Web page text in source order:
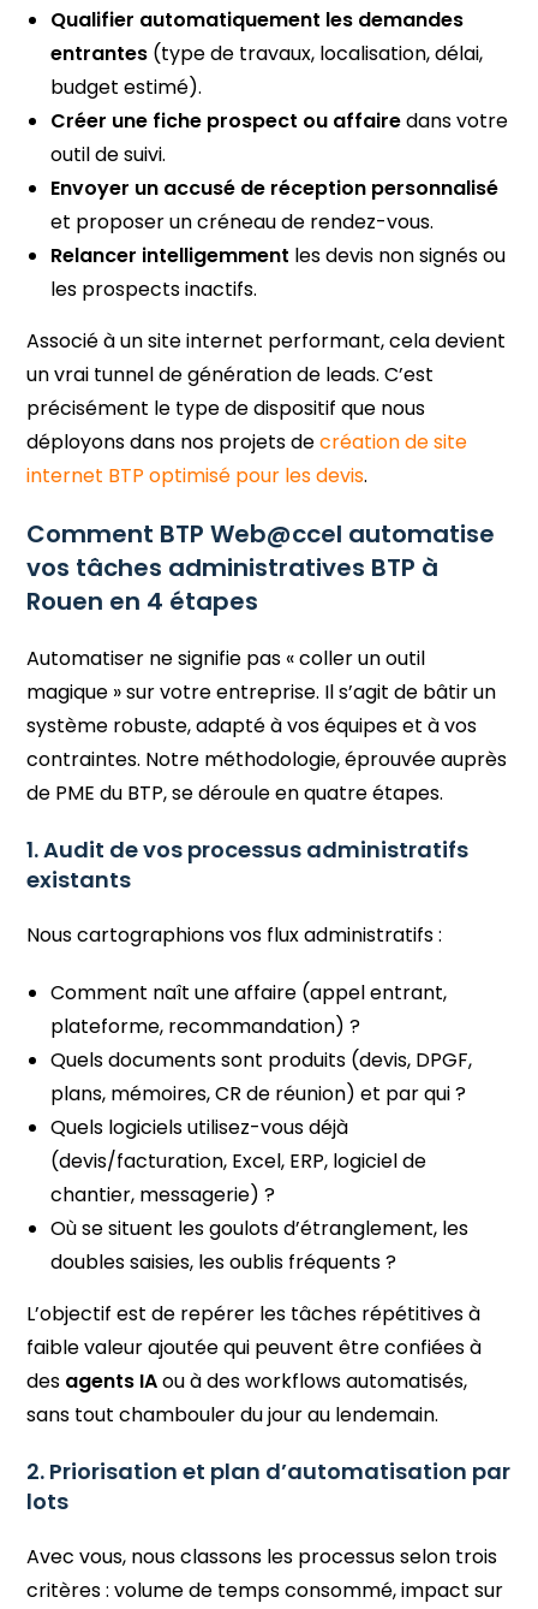
Qualifier automatiquement les demandes
entrantes (type de travaux, localisation, délai,
budget estimé).
Créer une fiche prospect ou affairedans votre
outil de suivi.
Envoyer un accusé de réception personnalisé
et proposer un créneau de rendez-vous.
Relancer intelligemment les devis non signés ou
les prospects inactifs.
Associé à un site internet performant, cela devient
un vrai tunnel de génération de leads. C’est
précisément le type de dispositif que nous
déployons dans nos projets decréation de site
internet BTP optimisé pour les devis.
Comment BTP Web@ccel automatise
vos tâches administratives BTP à
Rouen en 4 étapes
Automatiser ne signifie pas « coller un outil
magique » sur votre entreprise. Il s’agit de bâtir un
système robuste, adapté à vos équipes et à vos
contraintes. Notre méthodologie, éprouvée auprès
de PME du BTP, se déroule en quatre étapes.
1. Audit de vos processus administratifs
existants
Nous cartographions vos flux administratifs :
Comment naît une affaire (appel entrant,
plateforme, recommandation) ?
Quels documents sont produits (devis, DPGF,
plans, mémoires, CR de réunion) et par qui ?
Quels logiciels utilisez-vous déjà
(devis/facturation, Excel, ERP, logiciel de
chantier, messagerie) ?
Où se situent les goulots d’étranglement, les
doubles saisies, les oublis fréquents ?
L’objectif est de repérer les tâches répétitives à
faible valeur ajoutée qui peuvent être confiées à
des agents IAou à des workflows automatisés,
sans tout chambouler du jour au lendemain.
2. Priorisation et plan d’automatisation par
lots
Avec vous, nous classons les processus selon trois
critères : volume de temps consommé, impact sur